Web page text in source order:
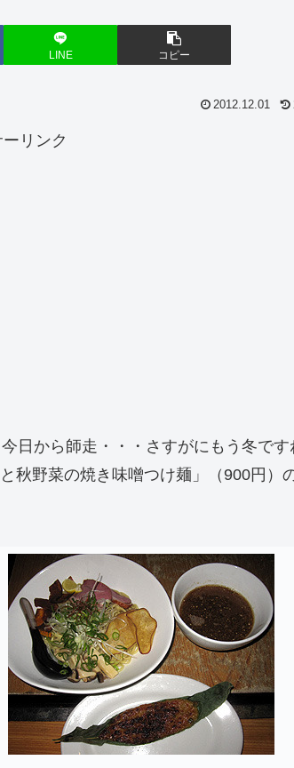
LINE コピー
2012.12.01
リンク
日から師走・・・さすがにもう冬です
秋野菜の焼き味噌つけ麺」（900円）